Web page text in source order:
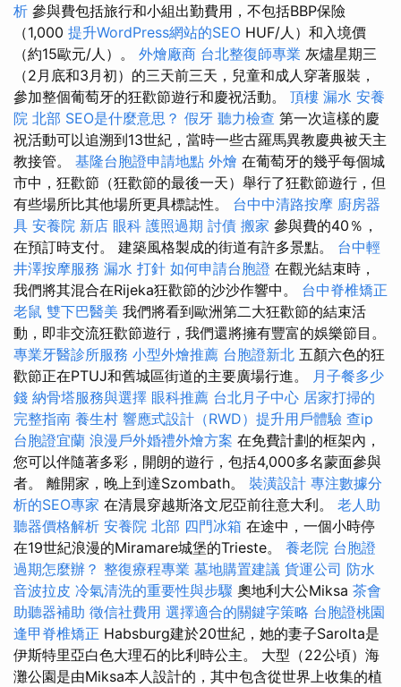
析 參與費包括旅行和小組出勤費用，不包括BBP保險
（1,000 提升WordPress網站的SEO HUF/人）和入境價
（約15歐元/人）。 外燴廠商 台北整復師專業 灰燼星期三
（2月底和3月初）的三天前三天，兒童和成人穿著服裝，
參加整個葡萄牙的狂歡節遊行和慶祝活動。 頂樓 漏水 安養
院 北部 SEO是什麼意思？ 假牙 聽力檢查 第一次這樣的慶
祝活動可以追溯到13世紀，當時一些古羅馬異教慶典被天主
教接管。 基隆台胞證申請地點 外燴 在葡萄牙的幾乎每個城
市中，狂歡節（狂歡節的最後一天）舉行了狂歡節遊行，但
有些場所比其他場所更具標誌性。 台中中清路按摩 廚房器
具 安養院 新店 眼科 護照過期 討債 搬家 參與費的40％，
在預訂時支付。 建築風格製成的街道有許多景點。 台中輕
井澤按摩服務 漏水 打針 如何申請台胞證 在觀光結束時，
我們將其混合在Rijeka狂歡節的沙沙作響中。 台中脊椎矯正
老鼠 雙下巴醫美 我們將看到歐洲第二大狂歡節的結束活
動，即非交流狂歡節遊行，我們還將擁有豐富的娛樂節目。
專業牙醫診所服務 小型外燴推薦 台胞證新北 五顏六色的狂
歡節正在PTUJ和舊城區街道的主要廣場行進。
月子餐多少
錢 納骨塔服務與選擇 眼科推薦 台北月子中心 居家打掃的
完整指南 養生村 響應式設計（RWD）提升用戶體驗 查ip
台胞證宜蘭 浪漫戶外婚禮外燴方案 在免費計劃的框架內，
您可以伴隨著多彩，開朗的遊行，包括4,000多名蒙面參與
者。 離開家，晚上到達Szombath。 裝潢設計 專注數據分
析的SEO專家 在清晨穿越斯洛文尼亞前往意大利。 老人助
聽器價格解析 安養院 北部 四門冰箱 在途中，一個小時停
在19世紀浪漫的Miramare城堡的Trieste。 養老院 台胞證
過期怎麼辦？ 整復療程專業 墓地購置建議 貨運公司 防水
音波拉皮 冷氣清洗的重要性與步驟 奧地利大公Miksa 茶會
助聽器補助 徵信社費用 選擇適合的關鍵字策略 台胞證桃園
逢甲脊椎矯正 Habsburg建於20世紀，她的妻子Sarolta是
伊斯特里亞白色大理石的比利時公主。 大型（22公頃）海
灘公園是由Miksa本人設計的，其中包含從世界上收集的植